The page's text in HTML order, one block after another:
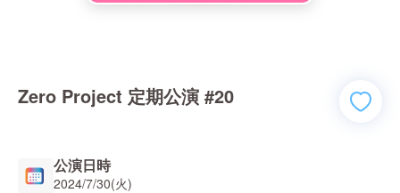
Zero Project 定期公演 #20
公演日時
2024/7/30(火)